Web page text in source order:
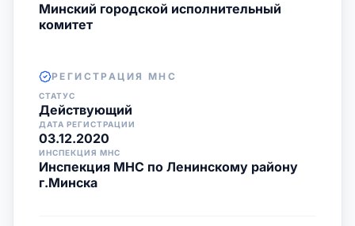
Минский городской исполнительный
комитет
РЕГИСТРАЦИЯ МНС
СТАТУС
Действующий
ДАТА РЕГИСТРАЦИИ
03.12.2020
ИНСПЕКЦИЯ МНС
Инспекция МНС по Ленинскому району
г.Минска